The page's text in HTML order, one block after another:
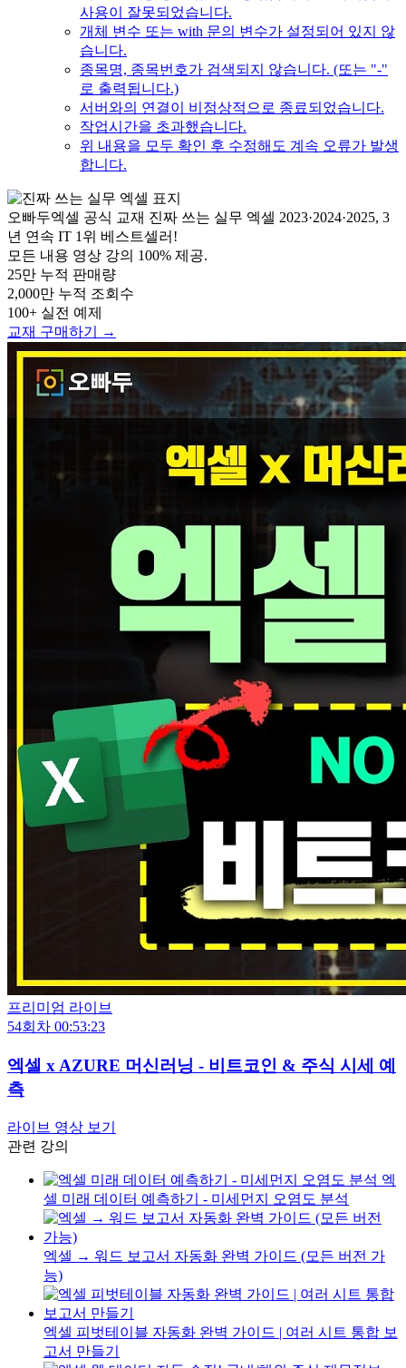
사용이 잘못되었습니다.
개체 변수 또는 with 문의 변수가 설정되어 있지 않
습니다.
종목명, 종목번호가 검색되지 않습니다. (또는 "-"
로 출력됩니다.)
서버와의 연결이 비정상적으로 종료되었습니다.
작업시간을 초과했습니다.
위 내용을 모두 확인 후 수정해도 계속 오류가 발생
합니다.
오빠두엑셀 공식 교재 진짜 쓰는 실무 엑셀 2023·2024·2025, 3
년 연속 IT 1위 베스트셀러!
모든 내용 영상 강의 100% 제공.
25만 누적 판매량
2,000만 누적 조회수
100+ 실전 예제
교재 구매하기 →
프리미엄 라이브
54회차 00:53:23
엑셀 x AZURE 머신러닝 - 비트코인 & 주식 시세 예
측
라이브 영상 보기
관련 강의
엑
셀 미래 데이터 예측하기 - 미세먼지 오염도 분석
엑셀 → 워드 보고서 자동화 완벽 가이드 (모든 버전 가
능)
엑셀 피벗테이블 자동화 완벽 가이드 | 여러 시트 통합 보
고서 만들기